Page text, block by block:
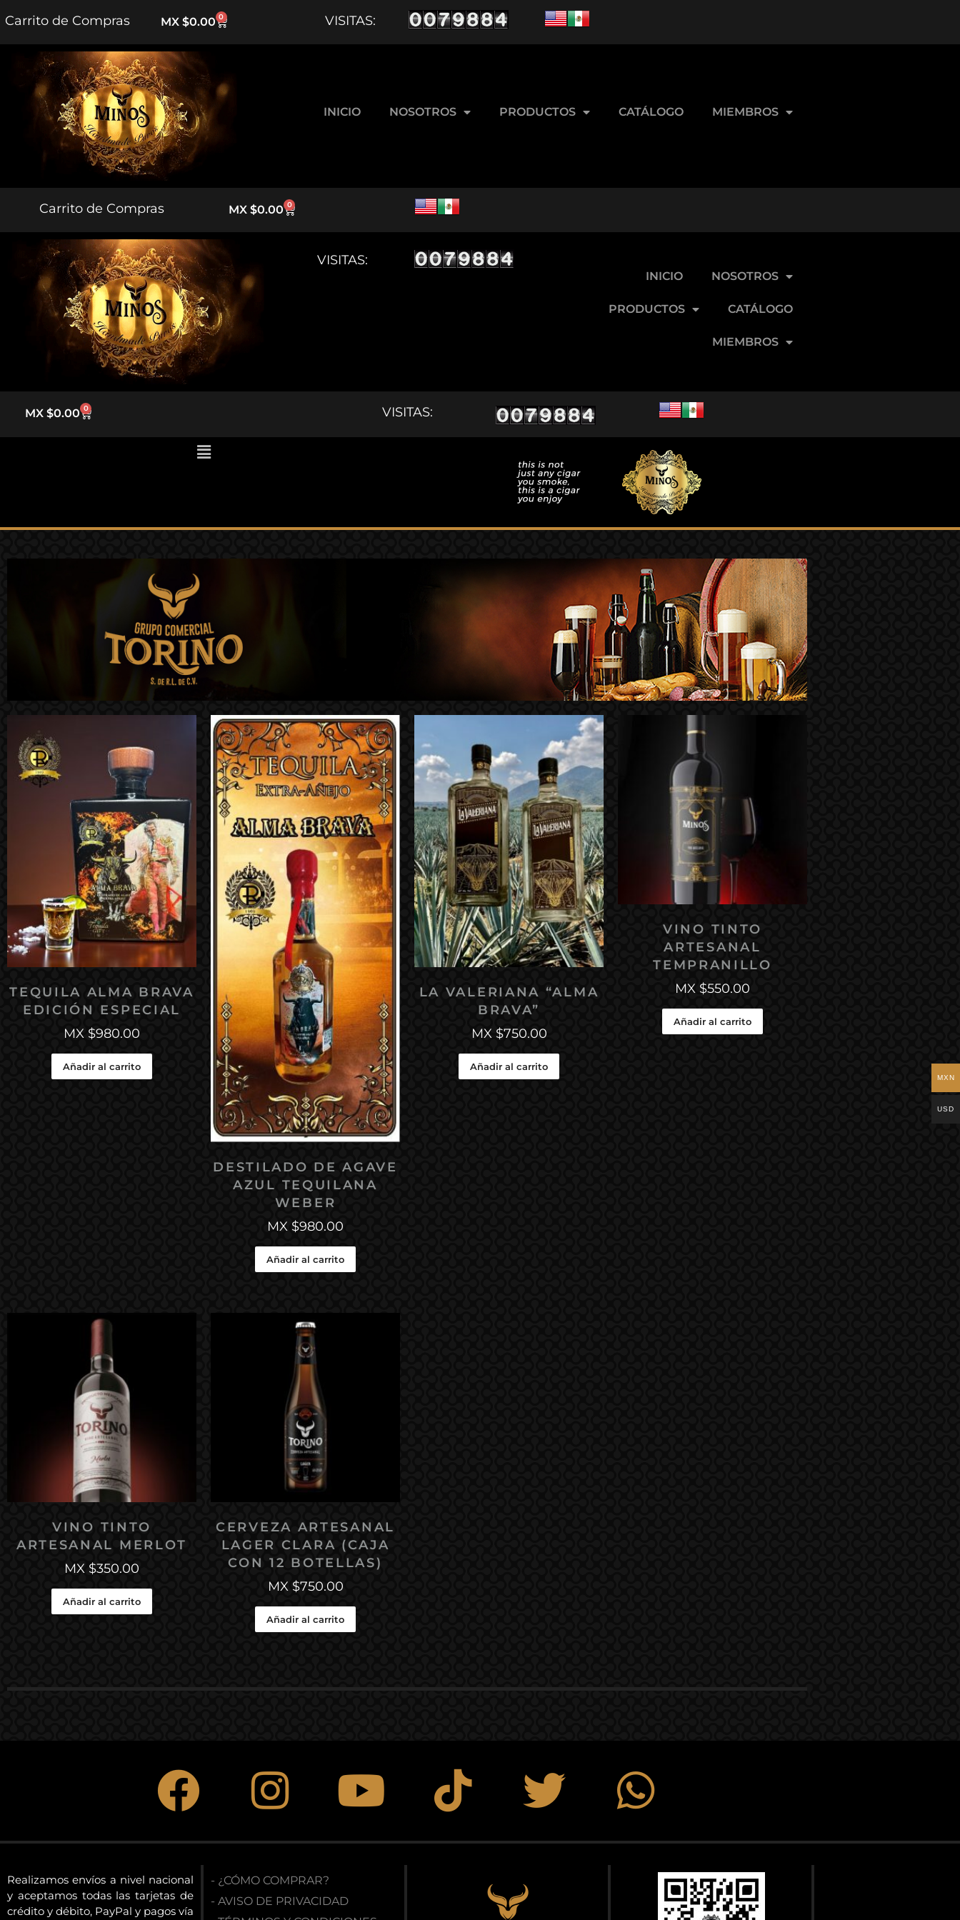
SIN PREMIO
15% DESCUENTO
SIN PREMIO
10% DESCUENTO
SIN PREMIO
20% DESCUENTO
SIN PREMIO
Carrito de Compras MX $0.00 0 VISITAS:
INICIO NOSOTROS PRODUCTOS CATÁLOGO MIEMBROS
Carrito de Compras MX $0.00 0
VISITAS:
INICIO NOSOTROS
PRODUCTOS CATÁLOGO
MIEMBROS
MX $0.00 0 VISITAS:
TEQUILA ALMA BRAVA
EDICIÓN ESPECIAL
MX $980.00
Añadir al carrito
DESTILADO DE AGAVE
AZUL TEQUILANA
WEBER
MX $980.00
Añadir al carrito
LA VALERIANA “ALMA
BRAVA”
MX $750.00
Añadir al carrito
VINO TINTO
ARTESANAL
TEMPRANILLO
MX $550.00
Añadir al carrito
VINO TINTO
ARTESANAL MERLOT
MX $350.00
Añadir al carrito
CERVEZA ARTESANAL
LAGER CLARA (CAJA
CON 12 BOTELLAS)
MX $750.00
Añadir al carrito
Realizamos envíos a nivel nacional
y aceptamos todas las tarjetas de
crédito y débito, PayPal y pagos vía
- ¿CÓMO COMPRAR?
- AVISO DE PRIVACIDAD
MXN
USD